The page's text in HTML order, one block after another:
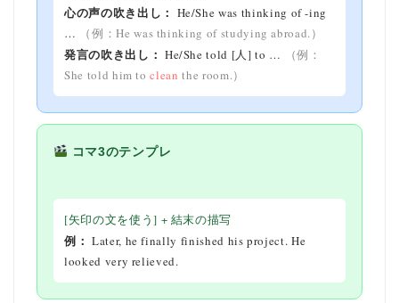
心の声の吹き出し： He/She was thinking of -ing
…
（例：He was thinking of studying abroad.）
発言の吹き出し： He/She told [人] to …
（例：
She told him toclean the room.）
コマ3のテンプレ
[矢印の文を使う] + 結末の描写
例： Later, he finally finished his project. He
looked very relieved.